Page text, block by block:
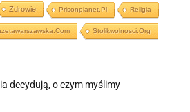
Zdrowie Prisonplanet.pl Religia
Stolikwolnosci.org
decydują, o czym myślimy